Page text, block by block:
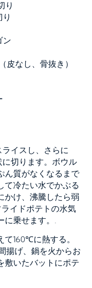
り
ン
なし、骨抜き）
ライスし、さらに
切ります。ボウル
ん質がなくなるまで
て冷たい水でかぶる
かけ、沸騰したら弱
イドポテトの水気
に乗せます。.
て160℃に熱する。
揚げ、鍋を火からお
敷いたバットにポテ